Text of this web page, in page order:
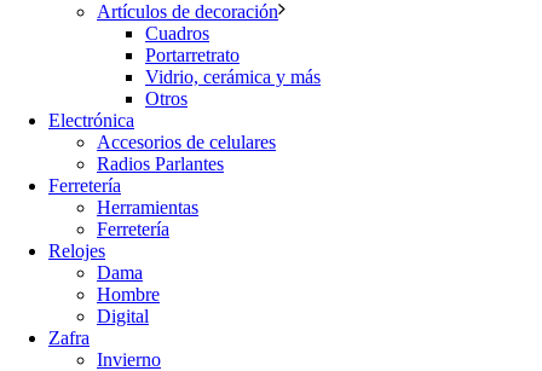
Artículos de decoración
Cuadros
Portarretrato
Vidrio, cerámica y más
Otros
Electrónica
Accesorios de celulares
Radios Parlantes
Ferretería
Herramientas
Ferretería
Relojes
Dama
Hombre
Digital
Zafra
Invierno